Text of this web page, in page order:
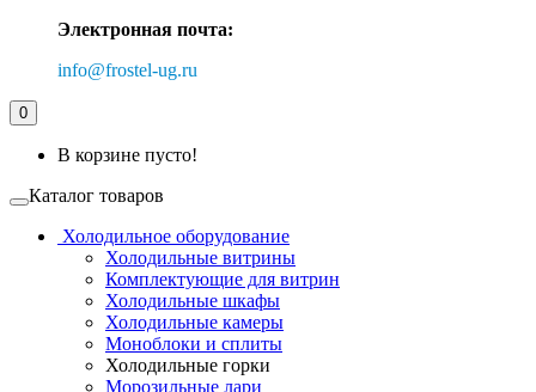
Электронная почта:
info@frostel-ug.ru
0
В корзине пусто!
Каталог товаров
Холодильное оборудование
Холодильные витрины
Комплектующие для витрин
Холодильные шкафы
Холодильные камеры
Моноблоки и сплиты
Холодильные горки
Морозильные лари